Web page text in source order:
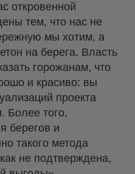
откровенной
тем, что нас не
мы хотим, а
на берега. Власть
горожанам, что
и красиво: вы
проекта
Более того,
берегов и
такого метода
не подтверждена,